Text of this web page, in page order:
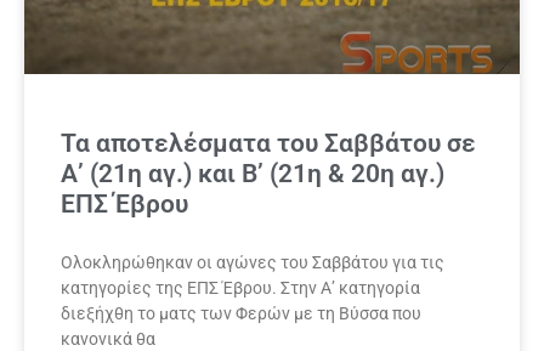
Τα αποτελέσματα του Σαββάτου σε
Α’ (21η αγ.) και Β’ (21η & 20η αγ.)
ΕΠΣ Έβρου
Ολοκληρώθηκαν οι αγώνες του Σαββάτου για τις
κατηγορίες της ΕΠΣ Έβρου. Στην Α’ κατηγορία
διεξήχθη το ματς των Φερών με τη Βύσσα που
κανονικά θα